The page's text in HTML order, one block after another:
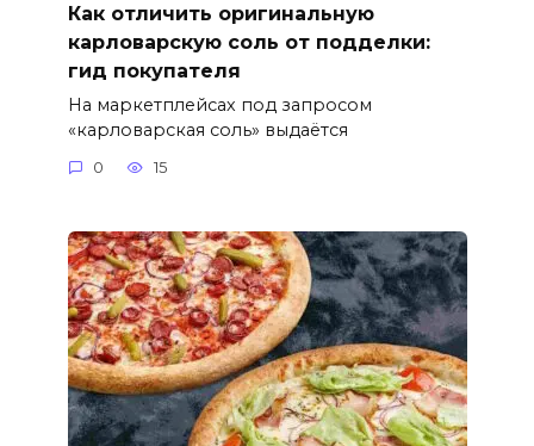
Как отличить оригинальную
карловарскую соль от подделки:
гид покупателя
На маркетплейсах под запросом
«карловарская соль» выдаётся
0 15